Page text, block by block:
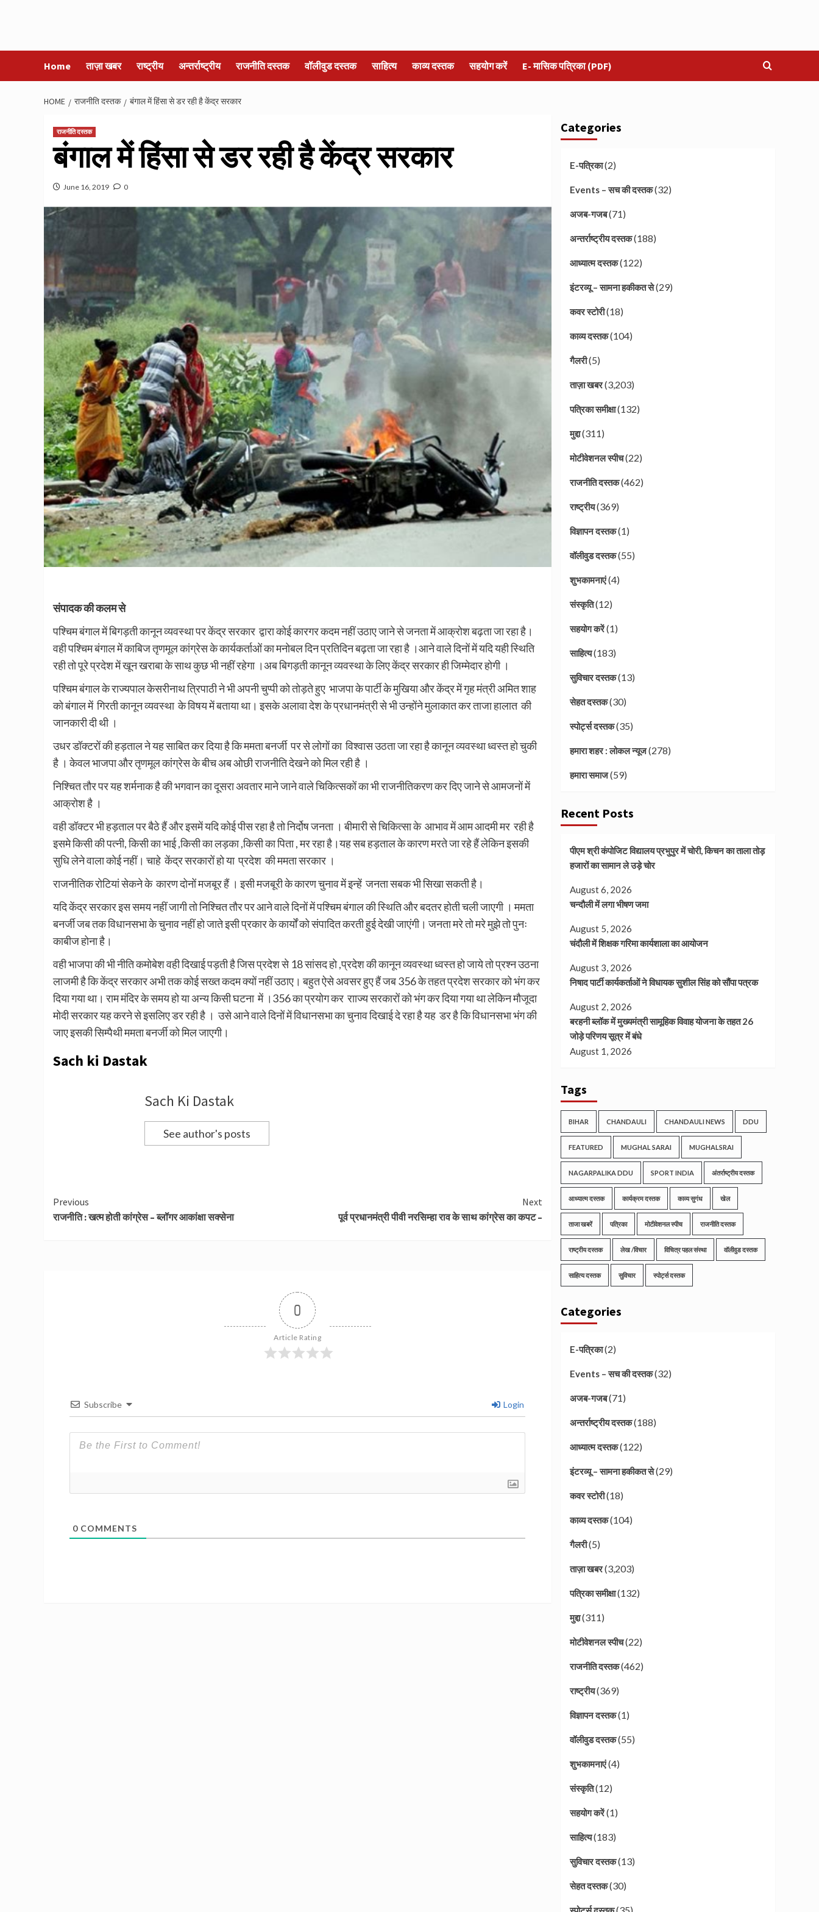
Home ताज़ा खबर राष्ट्रीय अन्तर्राष्ट्रीय राजनीति दस्तक वॉलीवुड दस्तक साहित्य काव्य दस्तक सहयोग करें E- मासिक पत्रिका (PDF)
HOME राजनीति दस्तक बंगाल में हिंसा से डर रही है केंद्र सरकार
राजनीति दस्तक
बंगाल में हिंसा से डर रही है केंद्र सरकार
June 16, 2019 0
संपादक की कलम से
पश्चिम बंगाल में बिगड़ती कानून व्यवस्था पर केंद्र सरकार द्वारा कोई कारगर कदम नहीं उठाए जाने से जनता में आक्रोश बढ़ता जा रहा है।
वही पश्चिम बंगाल में काबिज तृणमूल कांग्रेस के कार्यकर्ताओं का मनोबल दिन प्रतिदिन बढ़ता जा रहा है ।आने वाले दिनों में यदि यही स्थिति
रही तो पूरे प्रदेश में खून खराबा के साथ कुछ भी नहीं रहेगा ।अब बिगड़ती कानून व्यवस्था के लिए केंद्र सरकार ही जिम्मेदार होगी ।
पश्चिम बंगाल के राज्यपाल केसरीनाथ त्रिपाठी ने भी अपनी चुप्पी को तोड़ते हुए भाजपा के पार्टी के मुखिया और केंद्र में गृह मंत्री अमित शाह
को बंगाल में गिरती कानून व्यवस्था के विषय में बताया था। इसके अलावा देश के प्रधानमंत्री से भी उन्होंने मुलाकात कर ताजा हालात की
जानकारी दी थी ।
उधर डॉक्टरों की हड़ताल ने यह साबित कर दिया है कि ममता बनर्जी पर से लोगों का विश्वास उठता जा रहा है कानून व्यवस्था ध्वस्त हो चुकी
है । केवल भाजपा और तृणमूल कांग्रेस के बीच अब ओछी राजनीति देखने को मिल रही है ।
निश्चित तौर पर यह शर्मनाक है की भगवान का दूसरा अवतार माने जाने वाले चिकित्सकों का भी राजनीतिकरण कर दिए जाने से आमजनों में
आक्रोश है ।
वही डॉक्टर भी हड़ताल पर बैठे हैं और इसमें यदि कोई पीस रहा है तो निर्दोष जनता । बीमारी से चिकित्सा के आभाव में आम आदमी मर रही है
इसमे किसी की पत्नी, किसी का भाई ,किसी का लड़का ,किसी का पिता , मर रहा है।यह सब हड़ताल के कारण मरते जा रहे हैं लेकिन इसकी
सुधि लेने वाला कोई नहीं। चाहे केंद्र सरकारों हो या प्रदेश की ममता सरकार ।
राजनीतिक रोटियां सेकने के कारण दोनों मजबूर हैं । इसी मजबूरी के कारण चुनाव में इन्हें जनता सबक भी सिखा सकती है।
यदि केंद्र सरकार इस समय नहीं जागी तो निश्चित तौर पर आने वाले दिनों में पश्चिम बंगाल की स्थिति और बदतर होती चली जाएगी । ममता
बनर्जी जब तक विधानसभा के चुनाव नहीं हो जाते इसी प्रकार के कार्यों को संपादित करती हुई देखी जाएंगी। जनता मरे तो मरे मुझे तो पुनः
काबीज होना है।
वही भाजपा की भी नीति कमोबेश वही दिखाई पड़ती है जिस प्रदेश से 18 सांसद हो ,प्रदेश की कानून व्यवस्था ध्वस्त हो जाये तो प्रश्न उठना
लाजमी है कि केंद्र सरकार अभी तक कोई सख्त कदम क्यों नहीं उठाए। बहुत ऐसे अवसर हुए हैं जब 356 के तहत प्रदेश सरकार को भंग कर
दिया गया था। राम मंदिर के समय हो या अन्य किसी घटना में ।356 का प्रयोग कर रााज्य सरकारों को भंग कर दिया गया था लेकिन मौजूदा
मोदी सरकार यह करने से इसलिए डर रही है । उसे आने वाले दिनों में विधानसभा का चुनाव दिखाई दे रहा है यह डर है कि विधानसभा भंग की
जाए इसकी सिम्पैथी ममता बनर्जी को मिल जाएगी।
Sach ki Dastak
Sach Ki Dastak
See author's posts
Continue
Reading
Previous
राजनीति : खत्म होती कांग्रेस – ब्लॉगर आकांक्षा सक्सेना
Next
पूर्व प्रधानमंत्री पीवी नरसिम्हा राव के साथ कांग्रेस का कपट –
0
Article Rating
Subscribe Login
0 COMMENTS
Categories
E-पत्रिका(2)
Events – सच की दस्तक(32)
अजब-गजब(71)
अन्तर्राष्ट्रीय दस्तक(188)
आध्यात्म दस्तक(122)
इंटरव्यू – सामना हकीकत से(29)
कवर स्टोरी(18)
काव्य दस्तक(104)
गैलरी(5)
ताज़ा खबर(3,203)
पत्रिका समीक्षा(132)
मुद्दा(311)
मोटीवेशनल स्पीच(22)
राजनीति दस्तक(462)
राष्ट्रीय(369)
विज्ञापन दस्तक(1)
वॉलीवुड दस्तक(55)
शुभकामनाएं(4)
संस्कृति(12)
सहयोग करें(1)
साहित्य(183)
सुविचार दस्तक(13)
सेहत दस्तक(30)
स्पोर्ट्स दस्तक(35)
हमारा शहर : लोकल न्यूज(278)
हमारा समाज(59)
Recent Posts
पीएम श्री कंपोजिट विद्यालय प्रभुपुर में चोरी, किचन का ताला तोड़
हजारों का सामान ले उड़े चोर
August 6, 2026
चन्दौली में लगा भीषण जमा
August 5, 2026
चंदौली में शिक्षक गरिमा कार्यशाला का आयोजन
August 3, 2026
निषाद पार्टी कार्यकर्ताओं ने विधायक सुशील सिंह को सौंपा पत्रक
August 2, 2026
बरहनी ब्लॉक में मुख्यमंत्री सामूहिक विवाह योजना के तहत 26
जोड़े परिणय सूत्र में बंधे
August 1, 2026
Tags
BIHAR CHANDAULI CHANDAULI NEWS DDU
FEATURED MUGHAL SARAI MUGHALSRAI
NAGARPALIKA DDU SPORT INDIA अंतर्राष्ट्रीय दस्तक
आध्यात्म दस्तक कार्यक्रम दस्तक काव्य सुगंध खेल
ताजा खबरें पत्रिका मोटीवेशनल स्पीच राजनीति दस्तक
राष्ट्रीय दस्तक लेख /विचार विचित्र पहल संस्था वॉलीवुड दस्तक
साहित्य दस्तक सुविचार स्पोर्ट्स दस्तक
Categories
E-पत्रिका(2)
Events – सच की दस्तक(32)
अजब-गजब(71)
अन्तर्राष्ट्रीय दस्तक(188)
आध्यात्म दस्तक(122)
इंटरव्यू – सामना हकीकत से(29)
कवर स्टोरी(18)
काव्य दस्तक(104)
गैलरी(5)
ताज़ा खबर(3,203)
पत्रिका समीक्षा(132)
मुद्दा(311)
मोटीवेशनल स्पीच(22)
राजनीति दस्तक(462)
राष्ट्रीय(369)
विज्ञापन दस्तक(1)
वॉलीवुड दस्तक(55)
शुभकामनाएं(4)
संस्कृति(12)
सहयोग करें(1)
साहित्य(183)
सुविचार दस्तक(13)
सेहत दस्तक(30)